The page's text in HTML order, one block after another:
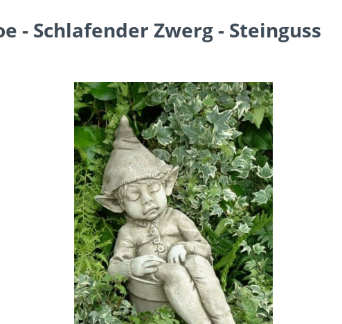
- Schlafender Zwerg - Steinguss